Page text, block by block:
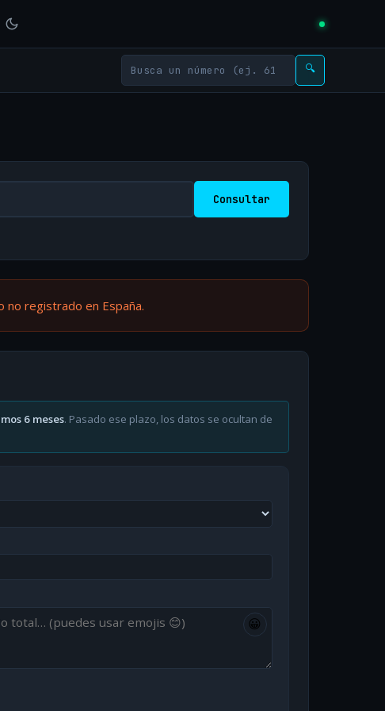
🔍
Consultar
no registrado en España.
6 meses. Pasado ese plazo, los datos se ocultan de
😀